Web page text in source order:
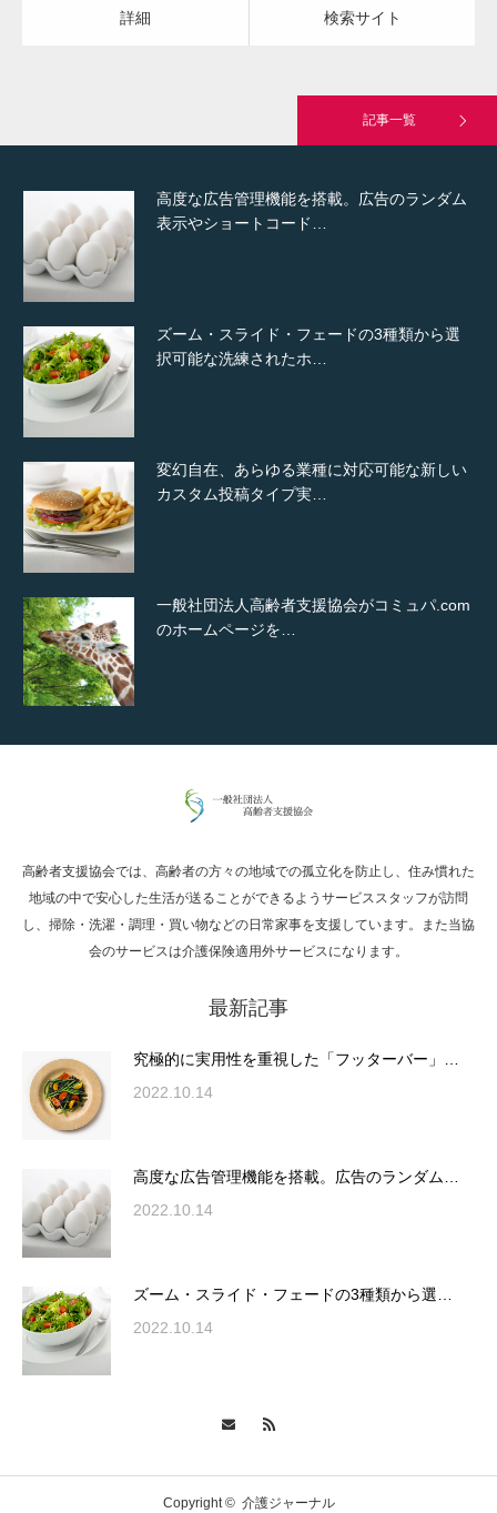
詳細 検索サイト
記事一覧
高度な広告管理機能を搭載。広告のランダム
表示やショートコード…
ズーム・スライド・フェードの3種類から選
択可能な洗練されたホ…
変幻自在、あらゆる業種に対応可能な新しい
カスタム投稿タイプ実…
一般社団法人高齢者支援協会がコミュパ.com
のホームページを…
通常投稿
Hello world!
究極的に実用性を重視した「フッターバー」
表示やショートコード…
ズーム・スライド・フェードの3種類から選
択可能な洗練されたホ…
変幻自在、あらゆる業種に対応可能な新しい
高齢者支援協会では、高齢者の方々の地域での孤立化を防止し、住み慣れた
地域の中で安心した生活が送ることができるようサービススタッフが訪問
し、掃除・洗濯・調理・買い物などの日常家事を支援しています。また当協
会のサービスは介護保険適用外サービスになります。
最新記事
究極的に実用性を重視した「フッターバー」…
2022.10.14
高度な広告管理機能を搭載。広告のランダム…
2022.10.14
ズーム・スライド・フェードの3種類から選…
2022.10.14
Copyright © 介護ジャーナル